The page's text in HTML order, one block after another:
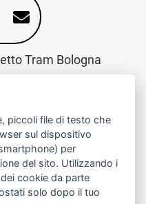
Tram Bologna
center
nei giorni festivi
36 063
piccoli file di testo che
sul dispositivo
per
del sito. Utilizzando i
cookie da parte
solo dopo il tuo